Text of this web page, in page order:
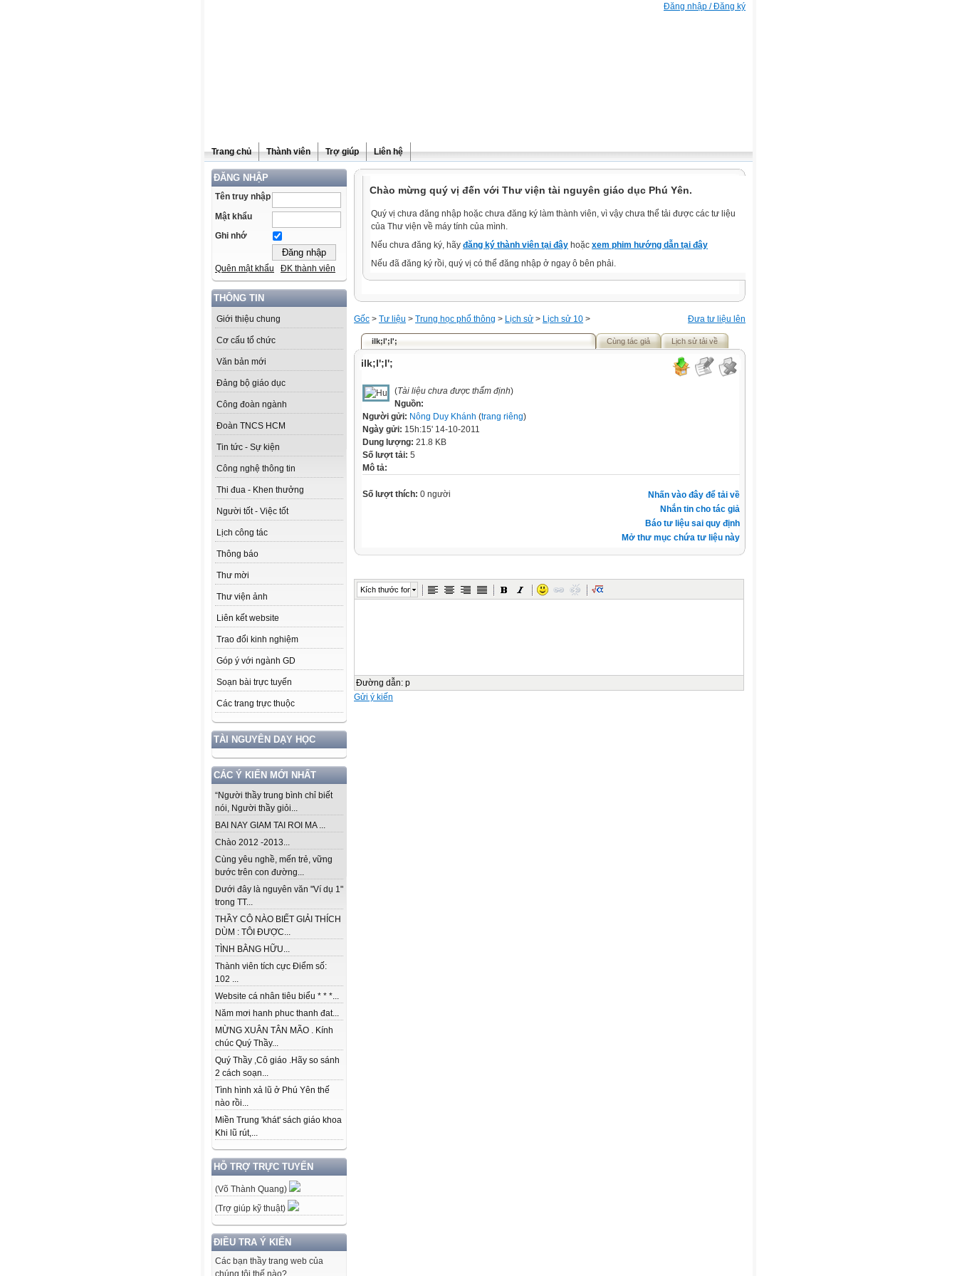
Đăng nhập / Đăng ký
Trang chủ Thành viên Trợ giúp Liên hệ
ĐĂNG NHẬP
Tên truy nhập
Mật khẩu
Ghi nhớ
Quên mật khẩu ĐK thành viên
THÔNG TIN
Giới thiệu chung
Cơ cấu tổ chức
Văn bản mới
Đảng bộ giáo dục
Công đoàn ngành
Đoàn TNCS HCM
Tin tức - Sự kiện
Công nghệ thông tin
Thi đua - Khen thưởng
Người tốt - Việc tốt
Lịch công tác
Thông báo
Thư mời
Thư viện ảnh
Liên kết website
Trao đổi kinh nghiệm
Góp ý với ngành GD
Soạn bài trực tuyến
Các trang trực thuộc
TÀI NGUYÊN DẠY HỌC
CÁC Ý KIẾN MỚI NHẤT
“Người thầy trung bình chỉ biết
nói, Người thầy giỏi...
BAI NAY GIAM TAI ROI MA ...
Chào 2012 -2013...
Cùng yêu nghề, mến trẻ, vững
bước trên con đường...
Dưới đây là nguyên văn "Ví dụ 1"
trong TT...
THẦY CÔ NÀO BIẾT GIẢI THÍCH
DÙM : TÔI ĐƯỢC...
TÌNH BẰNG HỮU...
Thành viên tích cực Điểm số:
102 ...
Website cá nhân tiêu biểu * * *...
Năm mơi hanh phuc thanh đat...
MỪNG XUÂN TÂN MÃO . Kính
chúc Quý Thầy...
Quý Thầy ,Cô giáo .Hãy so sánh
2 cách soạn...
Tình hình xả lũ ở Phú Yên thế
nào rồi...
Miền Trung 'khát' sách giáo khoa
Khi lũ rút,...
HỖ TRỢ TRỰC TUYẾN
(Võ Thành Quang)
(Trợ giúp kỹ thuật)
ĐIỀU TRA Ý KIẾN
Các bạn thầy trang web của
chúng tôi thế nào?
Chào mừng quý vị đến với Thư viện tài nguyên giáo dục Phú Yên.
Quý vị chưa đăng nhập hoặc chưa đăng ký làm thành viên, vì vậy chưa thể tải được các tư liệu
của Thư viện về máy tính của mình.
Nếu chưa đăng ký, hãy đăng ký thành viên tại đây hoặc xem phim hướng dẫn tại đây
Nếu đã đăng ký rồi, quý vị có thể đăng nhập ở ngay ô bên phải.
Đưa tư liệu lên
Gốc > Tư liệu > Trung học phổ thông > Lịch sử > Lịch sử 10 >
ilk;l';l'; Cùng tác giả Lịch sử tải về
ilk;l';l';
(Tài liệu chưa được thẩm định)
Nguồn:
Người gửi: Nông Duy Khánh (trang riêng)
Ngày gửi: 15h:15' 14-10-2011
Dung lượng: 21.8 KB
Số lượt tải: 5
Mô tả:
Nhấn vào đây để tải về
Nhắn tin cho tác giả
Báo tư liệu sai quy định
Mở thư mục chứa tư liệu này
Số lượt thích: 0 người
Kích thước font
Đường dẫn: p
Gửi ý kiến